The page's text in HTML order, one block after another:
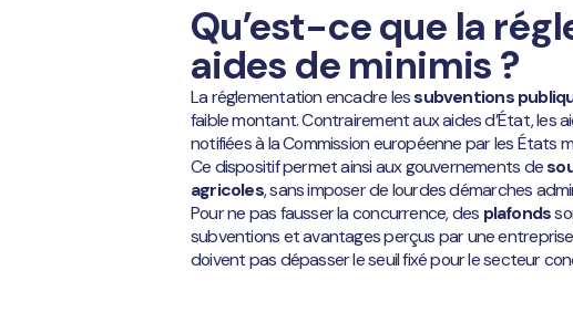
Qu’est-ce que la
aides de minimis ?
La réglementation encadre lessubventions
faible montant. Contrairement aux aides d’État, les
notifiées à la Commission européenne par les États
Ce dispositif permet ainsi aux gouvernements de
agricoles, sans imposer de lourdes démarches
Pour ne pas fausser la concurrence, des plafonds
subventions et avantages perçus par une
doivent pas dépasser le seuil fixé pour le secteur